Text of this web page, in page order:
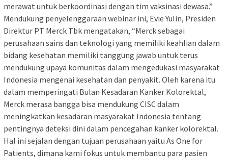
merawat untuk berkoordinasi dengan tim vaksinasi dewasa.”
Mendukung penyelenggaraan webinar ini, Evie Yulin, Presiden
Direktur PT Merck Tbk mengatakan, “Merck sebagai
perusahaan sains dan teknologi yang memiliki keahlian dalam
bidang kesehatan memiliki tanggung jawab untuk terus
mendukung upaya komunitas dalam mengedukasi masyarakat
Indonesia mengenai kesehatan dan penyakit. Oleh karena itu
dalam memperingati Bulan Kesadaran Kanker Kolorektal,
Merck merasa bangga bisa mendukung CISC dalam
meningkatkan kesadaran masyarakat Indonesia tentang
pentingnya deteksi dini dalam pencegahan kanker kolorektal.
Hal ini sejalan dengan tujuan perusahaan yaitu As One for
Patients, dimana kami fokus untuk membantu para pasien